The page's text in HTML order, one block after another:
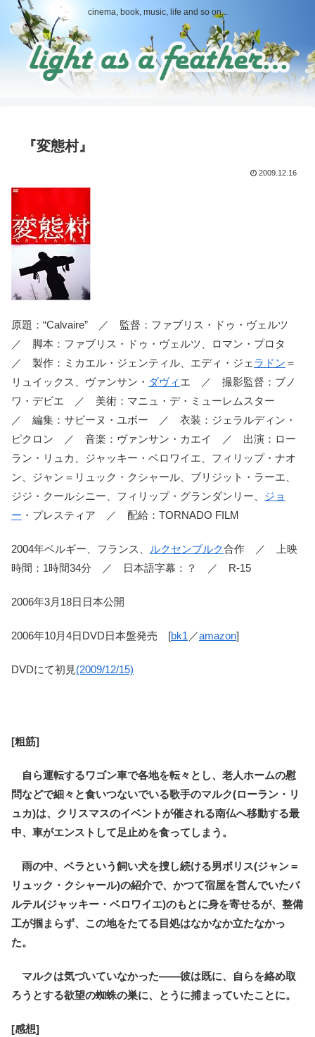
cinema, book, music, life and so on...
『変態村』
2009.12.16
原題：“Calvaire” ／ 監督：ファブリス・ドゥ・ヴェルツ
／ 脚本：ファブリス・ドゥ・ヴェルツ、ロマン・プロタ
／ 製作：ミカエル・ジェンティル、エディ・ジェ ラドン ＝
リュイックス、ヴァンサン・ ダヴィ エ ／ 撮影監督：ブノ
ワ・デビエ ／ 美術：マニュ・デ・ミューレムスター
／ 編集：サビーヌ・ユボー ／ 衣装：ジェラルディン・
ピクロン ／ 音楽：ヴァンサン・カエイ ／ 出演：ロー
ラン・リュカ、ジャッキー・ベロワイエ、フィリップ・ナオ
ン、ジャン＝リュック・クシャール、ブリジット・ラーエ、
ジジ・クールシニー、フィリップ・グランダンリー、 ジョ
ー ・プレスティア ／ 配給：TORNADO FILM
2004年ベルギー、フランス、 ルクセンブルク合作 ／ 上映
時間：1時間34分 ／ 日本語字幕：？ ／ R-15
2006年3月18日日本公開
2006年10月4日DVD日本盤発売 [bk1 ／amazon]
DVDにて初見(2009/12/15)
[粗筋]
自ら運転するワゴン車で各地を転々とし、老人ホームの慰
問などで細々と食いつないでいる歌手のマルク(ローラン・リ
ュカ)は、クリスマスのイベントが催される南仏へ移動する最
中、車がエンストして足止めを食ってしまう。
雨の中、ベラという飼い犬を捜し続ける男ボリス(ジャン＝
リュック・クシャール)の紹介で、かつて宿屋を営んでいたバ
ルテル(ジャッキー・ベロワイエ)のもとに身を寄せるが、整備
工が掴まらず、この地をたてる目処はなかなか立たなかっ
た。
マルクは気づいていなかった――彼は既に、自らを絡め取
ろうとする欲望の蜘蛛の巣に、とうに捕まっていたことに。
[感想]